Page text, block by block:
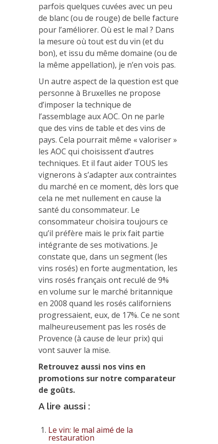
parfois quelques cuvées avec un peu
de blanc (ou de rouge) de belle facture
pour l’améliorer. Où est le mal ? Dans
la mesure où tout est du vin (et du
bon), et issu du même domaine (ou de
la même appellation), je n’en vois pas.
Un autre aspect de la question est que
personne à Bruxelles ne propose
d’imposer la technique de
l’assemblage aux AOC. On ne parle
que des vins de table et des vins de
pays. Cela pourrait même « valoriser »
les AOC qui choisissent d’autres
techniques. Et il faut aider TOUS les
vignerons à s’adapter aux contraintes
du marché en ce moment, dès lors que
cela ne met nullement en cause la
santé du consommateur. Le
consommateur choisira toujours ce
qu’il préfère mais le prix fait partie
intégrante de ses motivations. Je
constate que, dans un segment (les
vins rosés) en forte augmentation, les
vins rosés français ont reculé de 9%
en volume sur le marché britannique
en 2008 quand les rosés californiens
progressaient, eux, de 17%. Ce ne sont
malheureusement pas les rosés de
Provence (à cause de leur prix) qui
vont sauver la mise.
Retrouvez aussi nos vins en
promotions sur notre comparateur
de goûts.
A lire aussi :
Le vin: le mal aimé de la
restauration